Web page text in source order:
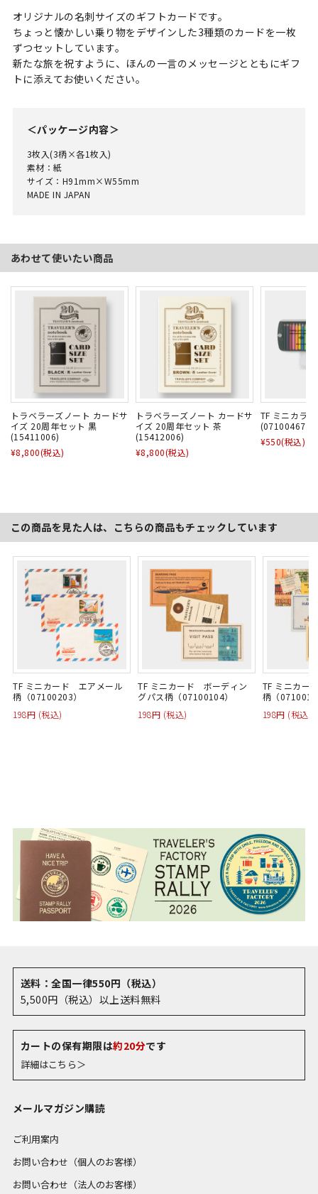
オリジナルの名刺サイズのギフトカードです。
ちょっと懐かしい乗り物をデザインした3種類のカードを一枚
ずつセットしています。
新たな旅を祝すように、ほんの一言のメッセージとともにギフ
トに添えてお使いください。
＜パッケージ内容＞
3枚入(3柄×各1枚入)
素材：紙
サイズ：H91mm×W55mm
MADE IN JAPAN
あわせて使いたい商品
トラベラーズノート カードサ
イズ 20周年セット 黒
(15411006)
¥8,800(税込)
トラベラーズノート カードサ
イズ 20周年セット 茶
(15412006)
¥8,800(税込)
TF ミニカラ
(07100467)
¥550(税込)
この商品を見た人は、こちらの商品もチェックしています
TF ミニカード エアメール
柄（07100203）
198円 (税込)
TF ミニカード ボーディン
グパス柄（07100104）
198円 (税込)
TF ミニカー
柄（
198円 (税込)
送料：全国一律550円（税込）
5,500円（税込）以上送料無料
カートの保有期限は約20分です
詳細はこちら＞
メールマガジン購読
ご利用案内
お問い合わせ（個人のお客様）
お問い合わせ（法人のお客様）